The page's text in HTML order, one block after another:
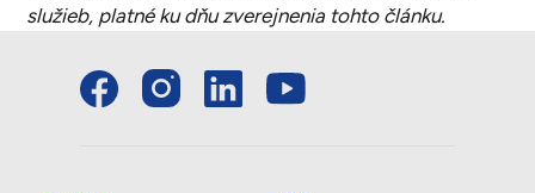
služieb, platné ku dňu zverejnenia tohto článku.